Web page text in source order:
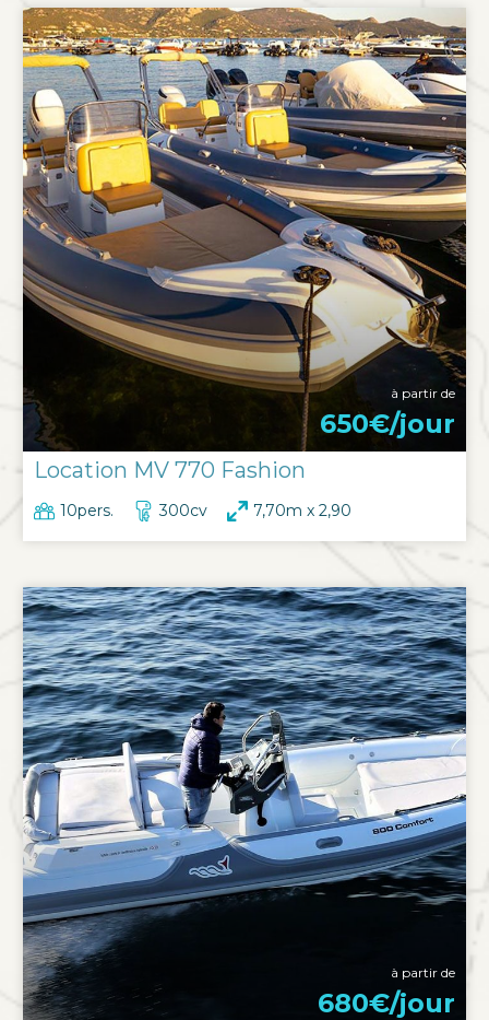
à partir de
650€/jour
Location MV 770 Fashion
10pers. 300cv 7,70m x 2,90
à partir de
680€/jour